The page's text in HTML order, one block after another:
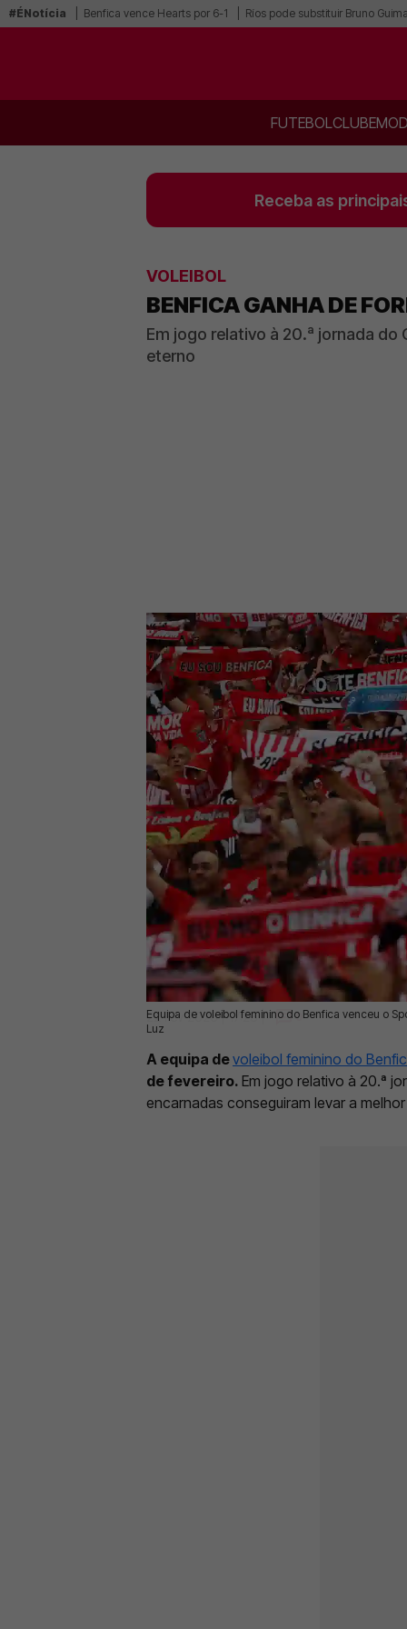
#ÉNotícia Benfica vence Hearts por 6-1 Ríos pode substituir Bruno
FUTEBOLCLUBE
Receba as
VOLEIBOL
BENFICA GANHA DE
Em jogo relativo à 20.ª jornada
eterno
Equipa de voleibol feminino do Benfica venceu o
Luz
22 Fev 2026 | 17:23 | 0
A equipa devoleibol feminino do
de fevereiro. Em jogo relativo à 20.ª
encarnadas conseguiram levar a